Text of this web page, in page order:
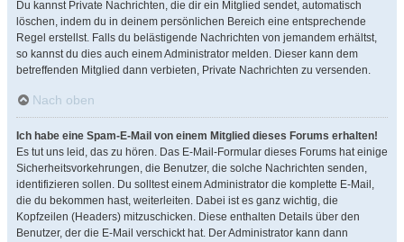
Du kannst Private Nachrichten, die dir ein Mitglied sendet, automatisch
löschen, indem du in deinem persönlichen Bereich eine entsprechende
Regel erstellst. Falls du belästigende Nachrichten von jemandem erhältst,
so kannst du dies auch einem Administrator melden. Dieser kann dem
betreffenden Mitglied dann verbieten, Private Nachrichten zu versenden.
Nach oben
Ich habe eine Spam-E-Mail von einem Mitglied dieses Forums erhalten!
Es tut uns leid, das zu hören. Das E-Mail-Formular dieses Forums hat einige
Sicherheitsvorkehrungen, die Benutzer, die solche Nachrichten senden,
identifizieren sollen. Du solltest einem Administrator die komplette E-Mail,
die du bekommen hast, weiterleiten. Dabei ist es ganz wichtig, die
Kopfzeilen (Headers) mitzuschicken. Diese enthalten Details über den
Benutzer, der die E-Mail verschickt hat. Der Administrator kann dann